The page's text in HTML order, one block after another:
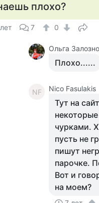
плохо?
7 0
Ольга
Плохо......
NF Nico Fasulakis
Тут на
чурками.
пусть не
пишут
парочке.
Вот и
на моем?